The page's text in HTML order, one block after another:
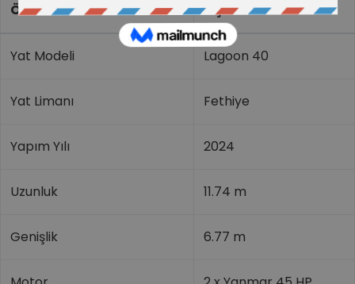
ÖZELLIK AÇIKLAMA
Yat Modeli Lagoon 40
Yat Limanı Fethiye
Yapım Yılı 2024
Uzunluk 11.74 m
Genişlik 6.77 m